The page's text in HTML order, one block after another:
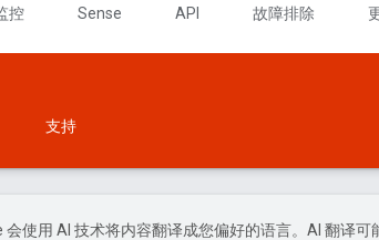
控 Sense API 故障排除
支持
会使用 AI 技术将内容翻译成您偏好的语言。AI 翻译可